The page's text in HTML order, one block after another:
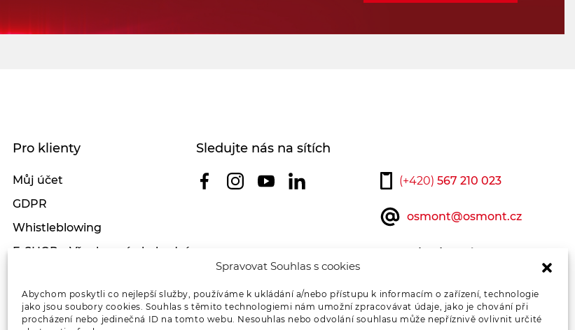
Spravovat Souhlas s cookies
Abychom poskytli co nejlepší služby, používáme k ukládání a/nebo přístupu k informacím o zařízení, technologie
jako jsou soubory cookies. Souhlas s těmito technologiemi nám umožní zpracovávat údaje, jako je chování při
procházení nebo jedinečná ID na tomto webu. Nesouhlas nebo odvolání souhlasu může nepříznivě ovlivnit určité
Pro klienty
Můj účet
GDPR
Whistleblowing
E-SHOP – Všeobecné obchodní
Reklamační řád OSMONT
Kde koupit
Sledujte nás na sítích
(+420) 567 210 023
osmont@osmont.cz
Kontaktujte nás